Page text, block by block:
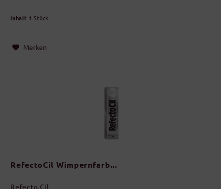
Inhalt 1 Stück
Merken
RefectoCil Wimpernfarb...
Refecto Cil